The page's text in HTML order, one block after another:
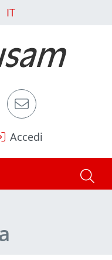
IT
Accedi